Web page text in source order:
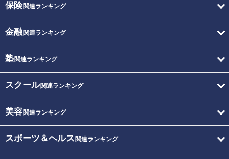
保険関連ランキング
金融関連ランキング
塾関連ランキング
スクール関連ランキング
美容関連ランキング
スポーツ＆ヘルス 関連ランキング